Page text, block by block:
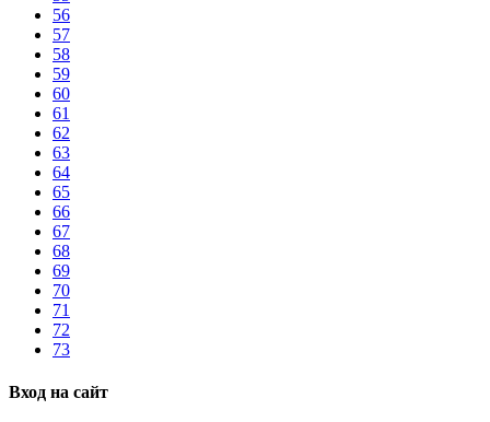
56
57
58
59
60
61
62
63
64
65
66
67
68
69
70
71
72
73
Вход на сайт